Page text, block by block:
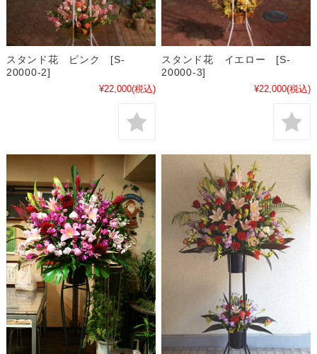
スタンド花 ピンク [S-
20000-2]
¥22,000(税込)
スタンド花 イエロー [S-
20000-3]
¥22,000(税込)